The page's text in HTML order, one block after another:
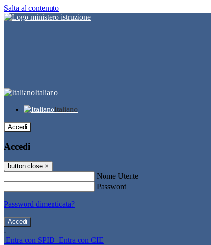
Salta al contenuto
Italiano
Italiano
Accedi
Accedi
button close ×
Nome Utente
Password
Password dimenticata?
-
Entra con SPID Entra con CIE